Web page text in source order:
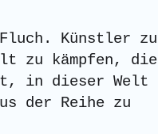
Künstler zu
zu kämpfen, die
in dieser Welt
der Reihe zu